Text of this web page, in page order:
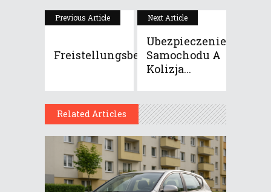
Previous Article
Czy
Freistellungsbescheinigung
Jes...
Next Article
Ubezpieczenie
Samochodu A
Kolizja...
Related Articles